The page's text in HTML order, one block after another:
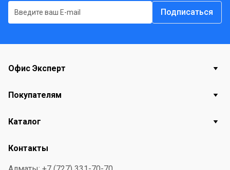
Подписаться
Офис Эксперт
Покупателям
Каталог
Контакты